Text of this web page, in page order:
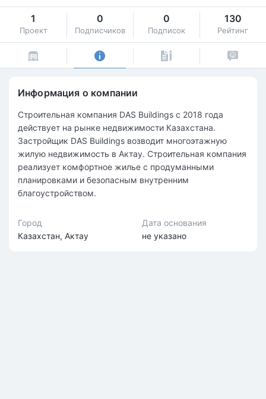
1
Проект
0
Подписчиков
0
Подписок
130
Рейтинг
Информация о компании
Строительная компания DAS Buildings c 2018 года
действует на рынке недвижимости Казахстана.
Застройщик DAS Buildings возводит многоэтажную
жилую недвижимость в Актау. Строительная компания
реализует комфортное жилье с продуманными
планировками и безопасным внутренним
благоустройством.
Город
Казахстан, Актау
Дата основания
не указано